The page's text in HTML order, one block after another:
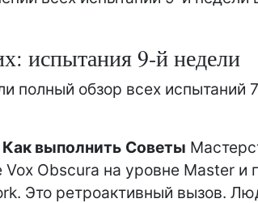
испытания 9-й недели
полный обзор всех испытаний
Как выполнить Советы
Obscura на уровне Master и
Это ретроактивный вызов.